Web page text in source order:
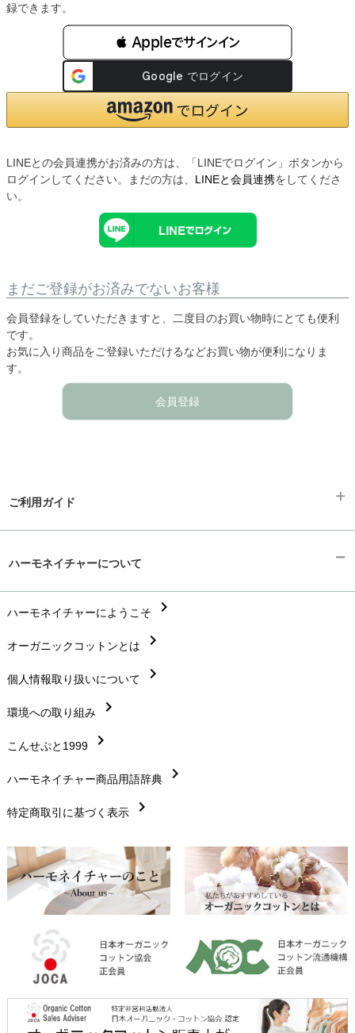
録できます。
 Appleでサインイン
LINEとの会員連携がお済みの方は、「LINEでログイン」ボタンから
ログインしてください。まだの方は、 LINEと会員連携をしてくださ
い。
まだご登録がお済みでないお客様
会員登録をしていただきますと、二度目のお買い物時にとても便利
です。
お気に入り商品をご登録いただけるなどお買い物が便利になりま
す。
会員登録
ご利用ガイド
配送と送料chevron_right
在庫状況と発送予定chevron_right
サイズ・寸法chevron_right
生地・素材chevron_right
お手入れについて chevron_right
レビューを書こうchevron_right
返品交換chevron_right
FAXでのご注文 chevron_right
お問い合わせchevron_right
ハーモネイチャーについて
ハーモネイチャーにようこそ chevron_right
オーガニックコットンとは chevron_right
個人情報取り扱いについて chevron_right
環境への取り組み chevron_right
こんせぷと1999 chevron_right
ハーモネイチャー商品用語辞典 chevron_right
特定商取引に基づく表示 chevron_right